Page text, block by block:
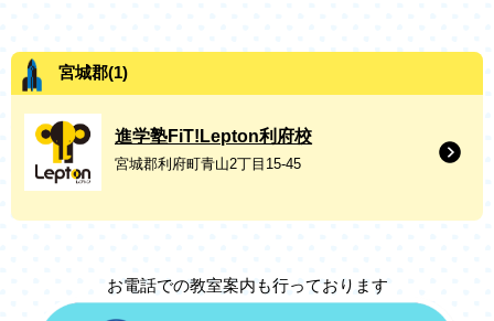
宮城郡(1)
進学塾FiT!Lepton利府校
宮城郡利府町青山2丁目15-45
お電話での教室案内も行っております